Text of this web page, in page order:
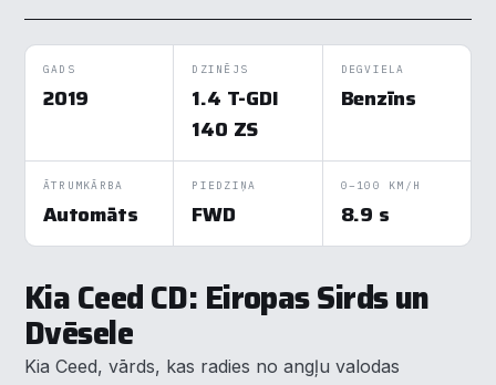
GADS
2019
DZINĒJS
1.4 T-GDI
140 ZS
DEGVIELA
Benzīns
ĀTRUMKĀRBA
Automāts
PIEDZIŅA
FWD
0–100 KM/H
8.9 s
Kia Ceed CD: Eiropas Sirds un
Dvēsele
Kia Ceed, vārds, kas radies no angļu valodas